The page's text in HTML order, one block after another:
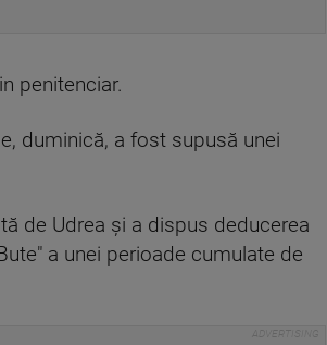
penitenciar.
duminică, a fost supusă unei
de Udrea şi a dispus deducerea
a unei perioade cumulate de